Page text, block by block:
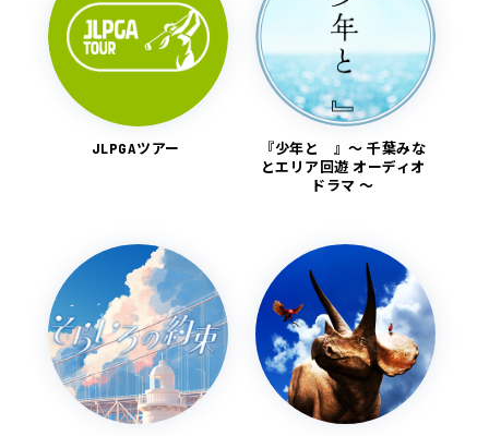
JLPGAツアー
『少年と 』～ 千葉みな
とエリア回遊 オーディオ
ドラマ ～